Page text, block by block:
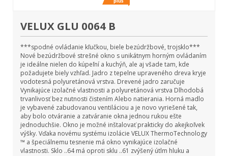
VELUX GLU 0064 B
***spodné ovládanie kľučkou, biele bezúdržbové, trojsklo***
Nové bezúdržbové strešné okno s unikátnym horným ovládaním
je ideálne nielen do kúpeľní a kuchýň, ale aj všade tam, kde
požadujete biely vzhľad. Jadro z tepelne upraveného dreva kryje
vodotesná polyuretánová vrstva. Drevené jadro zaručuje
Vynikajúce izolačné vlastnosti a polyuretánová vrstva Dlhodobá
trvanlivosť bez nutnosti čistením Alebo natierania. Horná madlo
je vybavené zabudovanou ventiláciou a je novo vyriešené tak,
aby bolo otváranie a zatváranie okna jednou rukou ešte
jednoduchšie. Okno je možné inštalovať prakticky do akejkoľvek
výšky. Vďaka novému systému izolácie VELUX ThermoTechnology
™ a špeciálnemu tesnenie má okno vynikajúce izolačné
vlastnosti. Sklo ..64 má oproti sklu ..61 zvýšený útlm hluku a